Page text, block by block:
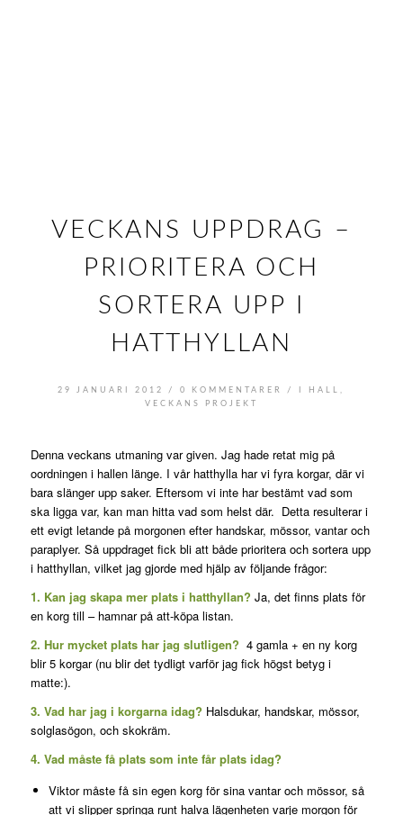
VECKANS UPPDRAG –
PRIORITERA OCH
SORTERA UPP I
HATTHYLLAN
29 JANUARI 2012 / 0 KOMMENTARER / HALL,
VECKANS PROJEKT
Denna veckans utmaning var given. Jag hade retat mig på
oordningen i hallen länge. I vår hatthylla har vi fyra korgar, där vi
bara slänger upp saker. Eftersom vi inte har bestämt vad som
ska ligga var, kan man hitta vad som helst där. Detta resulterar i
ett evigt letande på morgonen efter handskar, mössor, vantar och
paraplyer. Så uppdraget fick bli att både prioritera och sortera upp
i hatthyllan, vilket jag gjorde med hjälp av följande frågor:
1. Kan jag skapa mer plats i hatthyllan? Ja, det finns plats för
en korg till – hamnar på att-köpa listan.
2. Hur mycket plats har jag slutligen? 4 gamla + en ny korg
blir 5 korgar (nu blir det tydligt varför jag fick högst betyg i
matte:).
3. Vad har jag i korgarna idag? Halsdukar, handskar, mössor,
solglasögon, och skokräm.
4. Vad måste få plats som inte får plats idag?
Viktor måste få sin egen korg för sina vantar och mössor, så
att vi slipper springa runt halva lägenheten varje morgon för